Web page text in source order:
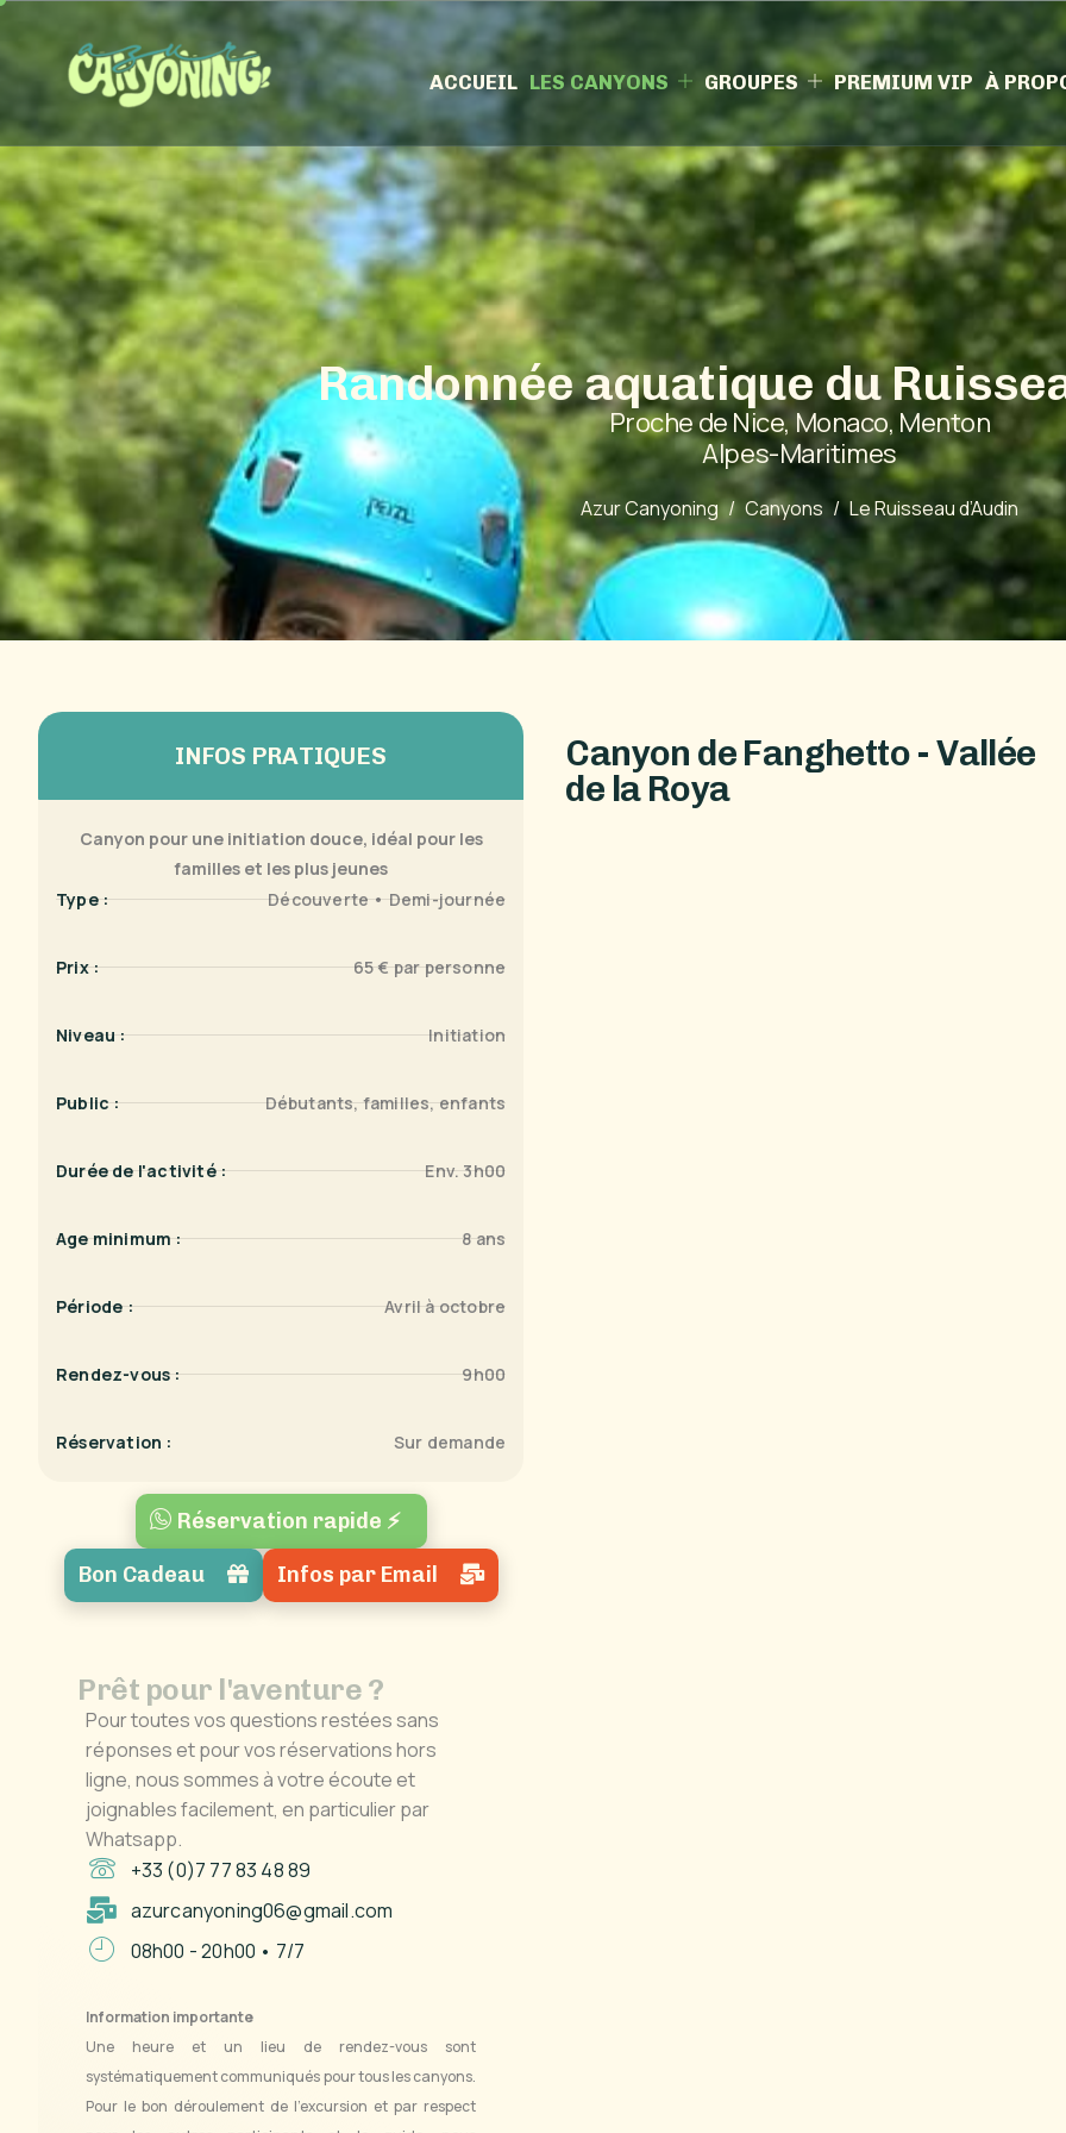
ACCUEIL LES CANYONS GROUPES PREMIUM VIP À
Randonnéeaquatique duRuisse
Proche de Nice,Monaco, Menton
Alpes-Maritimes
Azur Canyoning Canyons Le Ruisseau d’Audin
INFOS PRATIQUES
Canyon pour une initiation douce, idéal pour les
familles et les plus jeunes
Type :
Découverte • Demi-journée
Prix : 65 € par personne
Niveau : Initiation
Public : Débutants, familles, enfants
Durée de l'activité : Env. 3h00
Age minimum : 8 ans
Période : Avril à octobre
Rendez-vous : 9h00
Réservation : Sur demande
Réservation rapide ⚡
Bon Cadeau Infos par Email
Prêt pour l'aventure ?
Pour toutes vos questions restées sans
réponses et pour vos réservations hors
ligne, nous sommes à votre écoute et
joignables facilement, en particulier par
Whatsapp.
+33 (0)7 77 83 48 89
azurcanyoning06@gmail.com
08h00 - 20h00 • 7/7
Information importante
Une heure et un lieu de rendez-vous sont
systématiquement communiqués pour tous les canyons.
Pour le bon déroulement de l’excursion et par respect
Canyon deFanghetto- Vallée
de la Roya